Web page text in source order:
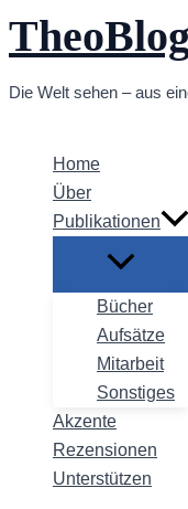
Zum
Inhalt
Die Welt sehen – aus
Home
Über
Publikationen
Bücher
Aufsätze
Mitarbeit
Sonstiges
Akzente
Rezensionen
Unterstützen